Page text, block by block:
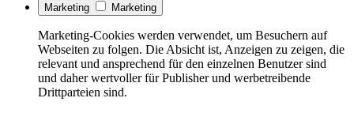
Marketing Marketing
Marketing-Cookies werden verwendet, um Besuchern auf
Webseiten zu folgen. Die Absicht ist, Anzeigen zu zeigen, die
relevant und ansprechend für den einzelnen Benutzer sind
und daher wertvoller für Publisher und werbetreibende
Drittparteien sind.